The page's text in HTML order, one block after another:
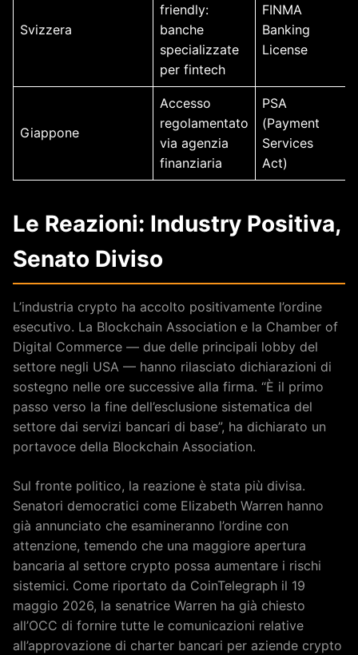
Svizzera
friendly:
banche
specializzate
per fintech
FINMA
Banking
License
Giappone
Accesso
regolamentato
via agenzia
finanziaria
PSA
(Payment
Services
Act)
Le Reazioni: Industry Positiva,
Senato Diviso
L’industria crypto ha accolto positivamente l’ordine
esecutivo. La Blockchain Association e la Chamber of
Digital Commerce — due delle principali lobby del
settore negli USA — hanno rilasciato dichiarazioni di
sostegno nelle ore successive alla firma. “È il primo
passo verso la fine dell’esclusione sistematica del
settore dai servizi bancari di base”, ha dichiarato un
portavoce della Blockchain Association.
Sul fronte politico, la reazione è stata più divisa.
Senatori democratici come Elizabeth Warren hanno
già annunciato che esamineranno l’ordine con
attenzione, temendo che una maggiore apertura
bancaria al settore crypto possa aumentare i rischi
sistemici. Come riportato da CoinTelegraph il 19
maggio 2026, la senatrice Warren ha già chiesto
all’OCC di fornire tutte le comunicazioni relative
all’approvazione di charter bancari per aziende crypto